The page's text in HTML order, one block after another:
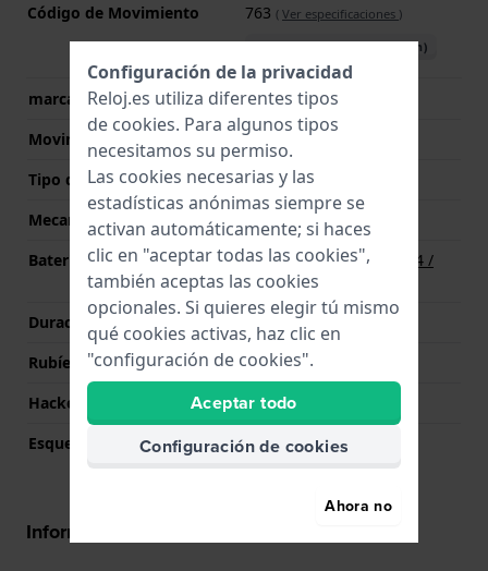
Código de Movimiento 763 ( Ver especificaciones )
Descargar manual (English)
marca del movimiento
Ronda
Movimiento suizo
Si
Tipo de pantalla
analógico
Mecanismo
Cuarzo
Batería
Batería Renata R364 364 /
SR621SW
Duración de la batería
40 Meses
Rubíes
5
Hackeable
Si
Esqueletizado
No
Información Correa
Configuración de la privacidad
Reloj.es utiliza diferentes tipos
de cookies. Para algunos tipos
necesitamos su permiso.
Las cookies necesarias y las
estadísticas anónimas siempre se
activan automáticamente; si haces
clic en "aceptar todas las cookies",
también aceptas las cookies
opcionales. Si quieres elegir tú mismo
qué cookies activas, haz clic en
"configuración de cookies".
Aceptar todo
Configuración de cookies
Ahora no